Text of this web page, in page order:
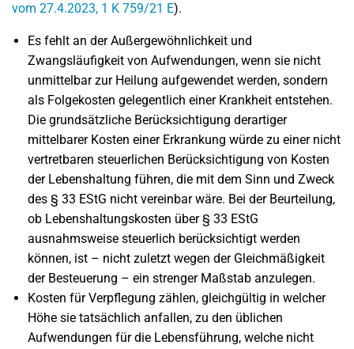
vom 27.4.2023, 1 K 759/21 E).
Es fehlt an der Außergewöhnlichkeit und
Zwangsläufigkeit von Aufwendungen, wenn sie nicht
unmittelbar zur Heilung aufgewendet werden, sondern
als Folgekosten gelegentlich einer Krankheit entstehen.
Die grundsätzliche Berücksichtigung derartiger
mittelbarer Kosten einer Erkrankung würde zu einer nicht
vertretbaren steuerlichen Berücksichtigung von Kosten
der Lebenshaltung führen, die mit dem Sinn und Zweck
des § 33 EStG nicht vereinbar wäre. Bei der Beurteilung,
ob Lebenshaltungskosten über § 33 EStG
ausnahmsweise steuerlich berücksichtigt werden
können, ist – nicht zuletzt wegen der Gleichmäßigkeit
der Besteuerung – ein strenger Maßstab anzulegen.
Kosten für Verpflegung zählen, gleichgültig in welcher
Höhe sie tatsächlich anfallen, zu den üblichen
Aufwendungen für die Lebensführung, welche nicht